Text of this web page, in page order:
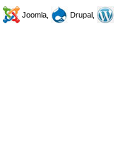
Joomla,
Drupal,